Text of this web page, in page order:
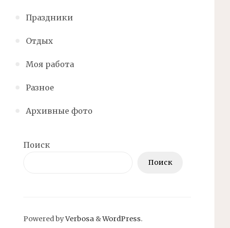
Праздники
Отдых
Моя работа
Разное
Архивные фото
Поиск
Поиск
Powered byVerbosa &WordPress.